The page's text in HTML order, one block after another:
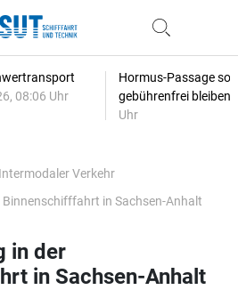
08:06 Uhr
Hormus-Passage
gebührenfrei bleiben
Uhr
Intermodaler Verkehr
in Sachsen-Anhalt
in der
in Sachsen-Anhalt